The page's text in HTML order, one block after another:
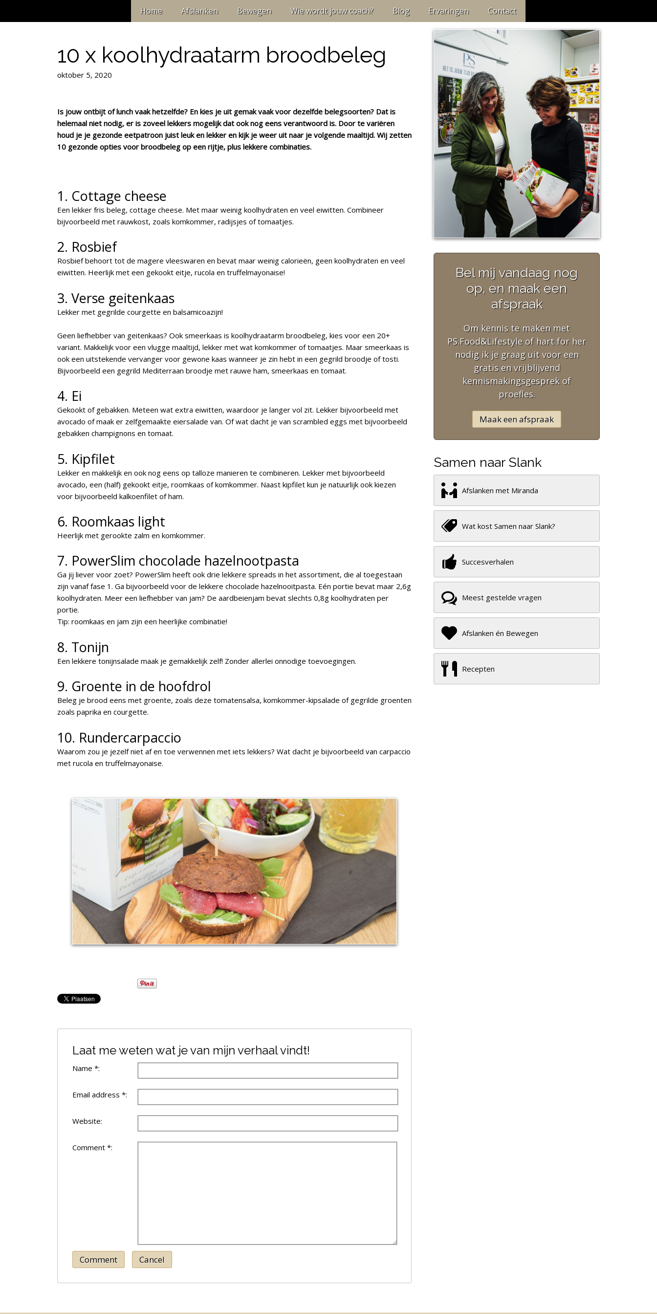
Home Afslanken Bewegen Wie wordt jouw coach? Blog Ervaringen Contact
10 x koolhydraatarm broodbeleg
oktober 5, 2020
Is jouw ontbijt of lunch vaak hetzelfde? En kies je uit gemak vaak voor dezelfde belegsoorten? Dat is
helemaal niet nodig, er is zoveel lekkers mogelijk dat ook nog eens verantwoord is. Door te variëren
houd je je gezonde eetpatroon juist leuk en lekker en kijk je weer uit naar je volgende maaltijd. Wij zetten
10 gezonde opties voor broodbeleg op een rijtje, plus lekkere combinaties.
1. Cottage cheese
Een lekker fris beleg, cottage cheese. Met maar weinig koolhydraten en veel eiwitten. Combineer
bijvoorbeeld met rauwkost, zoals komkommer, radijsjes of tomaatjes.
2. Rosbief
Rosbief behoort tot de magere vleeswaren en bevat maar weinig calorieën, geen koolhydraten en veel
eiwitten. Heerlijk met een gekookt eitje, rucola en truffelmayonaise!
3. Verse geitenkaas
Lekker met gegrilde courgette en balsamicoazijn!
Geen liefhebber van geitenkaas? Ook smeerkaas is koolhydraatarm broodbeleg, kies voor een 20+
variant. Makkelijk voor een vlugge maaltijd, lekker met wat komkommer of tomaatjes. Maar smeerkaas is
ook een uitstekende vervanger voor gewone kaas wanneer je zin hebt in een gegrild broodje of tosti.
Bijvoorbeeld een gegrild Mediterraan broodje met rauwe ham, smeerkaas en tomaat.
4. Ei
Gekookt of gebakken. Meteen wat extra eiwitten, waardoor je langer vol zit. Lekker bijvoorbeeld met
avocado of maak er zelfgemaakte eiersalade van. Of wat dacht je van scrambled eggs met bijvoorbeeld
gebakken champignons en tomaat.
5. Kipfilet
Lekker en makkelijk en ook nog eens op talloze manieren te combineren. Lekker met bijvoorbeeld
avocado, een (half) gekookt eitje, roomkaas of komkommer. Naast kipfilet kun je natuurlijk ook kiezen
voor bijvoorbeeld kalkoenfilet of ham.
6. Roomkaas light
Heerlijk met gerookte zalm en komkommer.
7. PowerSlim chocolade hazelnootpasta
Ga jij liever voor zoet? PowerSlim heeft ook drie lekkere spreads in het assortiment, die al toegestaan
zijn vanaf fase 1. Ga bijvoorbeeld voor de lekkere chocolade hazelnooitpasta. Eén portie bevat maar 2,6g
koolhydraten. Meer een liefhebber van jam? De aardbeienjam bevat slechts 0,8g koolhydraten per
portie.
Tip: roomkaas en jam zijn een heerlijke combinatie!
8. Tonijn
Een lekkere tonijnsalade maak je gemakkelijk zelf! Zonder allerlei onnodige toevoegingen.
9. Groente in de hoofdrol
Beleg je brood eens met groente, zoals deze tomatensalsa, komkommer-kipsalade of gegrilde groenten
zoals paprika en courgette.
10. Rundercarpaccio
Waarom zou je jezelf niet af en toe verwennen met iets lekkers? Wat dacht je bijvoorbeeld van carpaccio
met rucola en truffelmayonaise.
Laat me weten wat je van mijn verhaal vindt!
Name *:
Email address *:
Website:
Comment *:
Comment Cancel
Bel mij vandaag nog
op, en maak een
afspraak
Om kennis te maken met
PS.Food&Lifestyle of hart for her
nodig ik je graag uit voor een
gratis en vrijblijvend
kennismakingsgesprek of
proefles.
Maak een afspraak
Samen naar Slank
Afslanken met Miranda
Wat kost Samen naar Slank?
Succesverhalen
Meest gestelde vragen
Afslanken én Bewegen
Recepten